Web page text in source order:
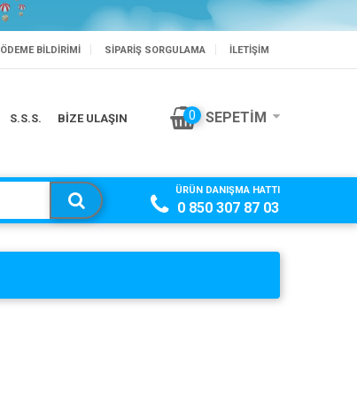
ÖDEME BILDIRIMI SIPARIŞ SORGULAMA İLETİŞİM
S.S.S. BİZE ULAŞIN 0 SEPETIM
ÜRÜN DANIŞMA HATTI
0 850 307 87 03